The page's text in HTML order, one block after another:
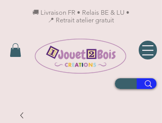
🚚 Livraison FR • Relais BE & LU •
📍 Retrait atelier gratuit